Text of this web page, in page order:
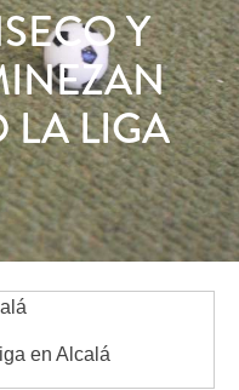
Y
LA LIGA
en Alcalá